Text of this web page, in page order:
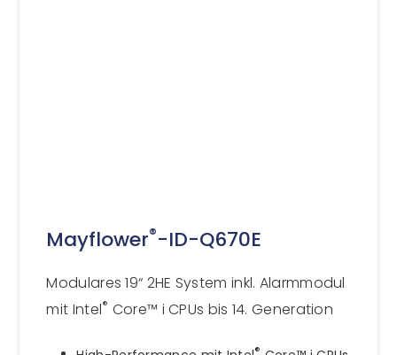
Mayflower®-ID-Q670E
Modulares 19“ 2HE System inkl. Alarmmodul
mit Intel® Core™ i CPUs bis 14. Generation
®